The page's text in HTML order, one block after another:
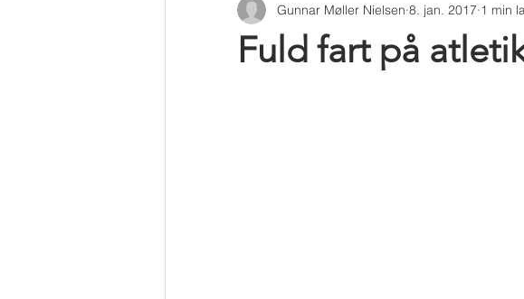
Danmarksmester LDM
Fuld fart på
Gunnar Møller Nielsen 8. jan. 2017 1 min